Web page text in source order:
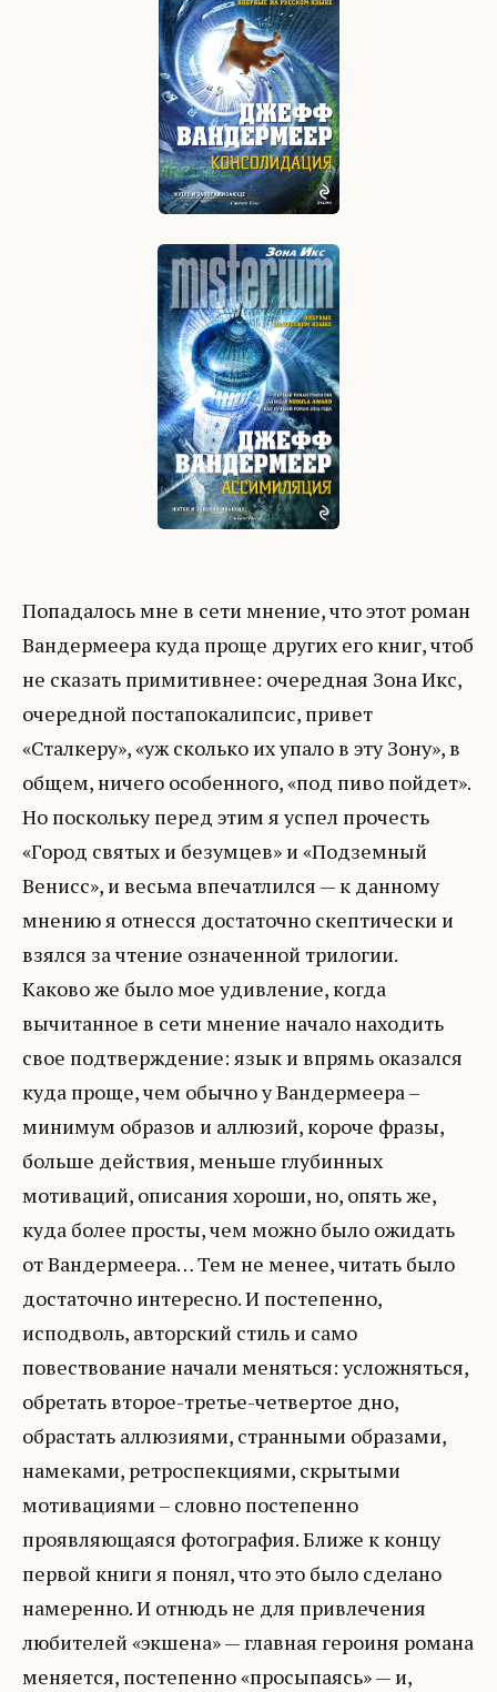
Попадалось мне в сети мнение, что этот роман
Вандермеера куда проще других его книг, чтоб
не сказать примитивнее: очередная Зона Икс,
очередной постапокалипсис, привет
«Сталкеру», «уж сколько их упало в эту Зону», в
общем, ничего особенного, «под пиво пойдет».
Но поскольку перед этим я успел прочесть
«Город святых и безумцев» и «Подземный
Венисс», и весьма впечатлился — к данному
мнению я отнесся достаточно скептически и
взялся за чтение означенной трилогии.
Каково же было мое удивление, когда
вычитанное в сети мнение начало находить
свое подтверждение: язык и впрямь оказался
куда проще, чем обычно у Вандермеера –
минимум образов и аллюзий, короче фразы,
больше действия, меньше глубинных
мотиваций, описания хороши, но, опять же,
куда более просты, чем можно было ожидать
от Вандермеера… Тем не менее, читать было
достаточно интересно. И постепенно,
исподволь, авторский стиль и само
повествование начали меняться: усложняться,
обретать второе-третье-четвертое дно,
обрастать аллюзиями, странными образами,
намеками, ретроспекциями, скрытыми
мотивациями – словно постепенно
проявляющаяся фотография. Ближе к концу
первой книги я понял, что это было сделано
намеренно. И отнюдь не для привлечения
любителей «экшена» — главная героиня романа
меняется, постепенно «просыпаясь» — и,